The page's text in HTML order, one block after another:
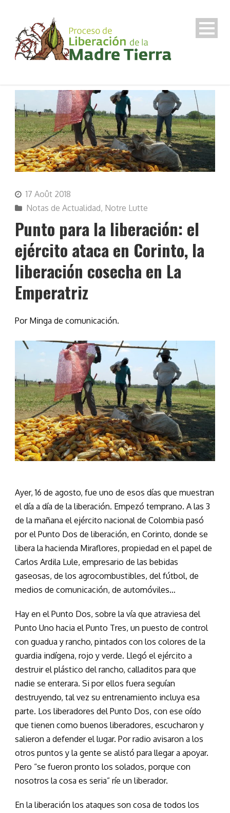
17 Août 2018
Notas de Actualidad, Notre Lutte
Punto para la liberación: el
ejército ataca en Corinto, la
liberación cosecha en La
Emperatriz
Por Minga de comunicación.
Ayer, 16 de agosto, fue uno de esos días que muestran
el día a día de la liberación. Empezó temprano. A las 3
de la mañana el ejército nacional de Colombia pasó
por el Punto Dos de liberación, en Corinto, donde se
libera la hacienda Miraflores, propiedad en el papel de
Carlos Ardila Lule, empresario de las bebidas
gaseosas, de los agrocombustibles, del fútbol, de
medios de comunicación, de automóviles…
Hay en el Punto Dos, sobre la vía que atraviesa del
Punto Uno hacia el Punto Tres, un puesto de control
con guadua y rancho, pintados con los colores de la
guardia indígena, rojo y verde. Llegó el ejército a
destruir el plástico del rancho, calladitos para que
nadie se enterara. Si por ellos fuera seguían
destruyendo, tal vez su entrenamiento incluya esa
parte. Los liberadores del Punto Dos, con ese oído
que tienen como buenos liberadores, escucharon y
salieron a defender el lugar. Por radio avisaron a los
otros puntos y la gente se alistó para llegar a apoyar.
Pero “se fueron pronto los solados, porque con
nosotros la cosa es seria” ríe un liberador.
En la liberación los ataques son cosa de todos los